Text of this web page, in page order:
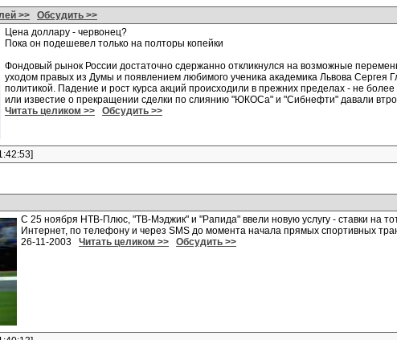
>>
Обсудить >>
Цена доллару - червонец?
Пока он подешевел только на полторы копейки
Фондовый рынок России достаточно сдержанно откликнулся на возможные
уходом правых из Думы и появлением любимого ученика академика Львова Сергея
политикой. Падение и рост курса акций происходили в прежних пределах - не более
или известие о прекращении сделки по слиянию "ЮКОСа" и "Сибнефти" давали
Читать целиком >>
Обсудить >>
С 25 ноября НТВ-Плюс, "ТВ-Мэджик" и "Рапида" ввели новую услугу - ставки на
Интернет, по телефону и через SMS до момента начала прямых спортивных
26-11-2003 Читать целиком >> Обсудить >>